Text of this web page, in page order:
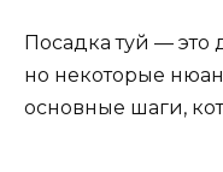
Посадка туй — это
но некоторые
основные шаги,